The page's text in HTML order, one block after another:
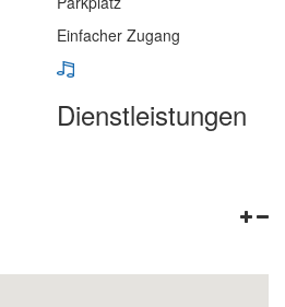
Einfacher Zugang
Dienstleistungen